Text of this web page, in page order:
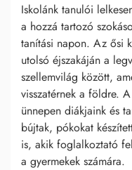
Iskolánk tanulói
a hozzá tartozó
tanítási napon. Az ősi
utolsó éjszakáján a
szellemvilág között,
visszatérnek a földre.
ünnepen diákjaink és
bújtak, pókokat
is, akik foglalkoztató
a gyermekek számára.